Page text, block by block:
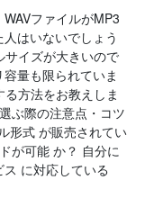
ファイルがMP3
はいないでしょう
サイズが大きいので
量も限られていま
方法をお教えしま
ぶ際の注意点・コツ
形式 が販売されてい
が可能 か？ 自分に
に対応している